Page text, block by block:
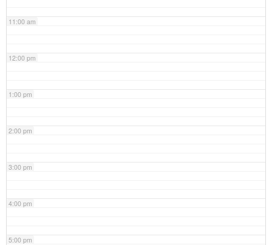
11:00 am
12:00 pm
1:00 pm
2:00 pm
3:00 pm
4:00 pm
5:00 pm